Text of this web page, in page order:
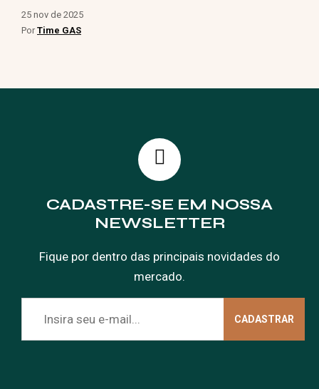
25 nov de 2025
Por Time GAS
CADASTRE-SE EM NOSSA
NEWSLETTER
Fique por dentro das principais novidades do
mercado.